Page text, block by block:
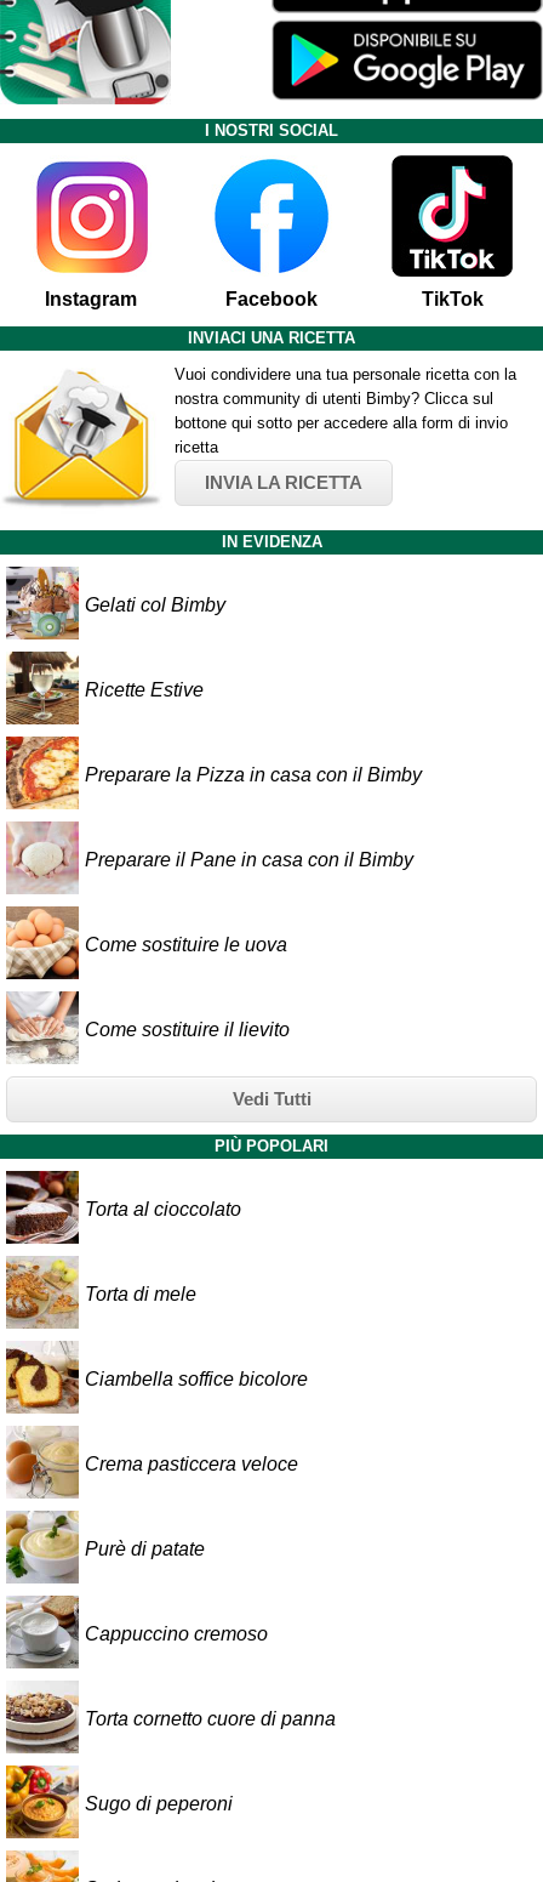
I NOSTRI SOCIAL
Instagram Facebook TikTok
INVIACI UNA RICETTA
Vuoi condividere una tua personale ricetta con la
nostra community di utenti Bimby? Clicca sul
bottone qui sotto per accedere alla form di invio
ricetta
INVIA LA RICETTA
IN EVIDENZA
Gelati col Bimby
Ricette Estive
Preparare la Pizza in casa con il Bimby
Preparare il Pane in casa con il Bimby
Come sostituire le uova
Come sostituire il lievito
Vedi Tutti
PIÙ POPOLARI
Torta al cioccolato
Torta di mele
Ciambella soffice bicolore
Crema pasticcera veloce
Purè di patate
Cappuccino cremoso
Torta cornetto cuore di panna
Sugo di peperoni